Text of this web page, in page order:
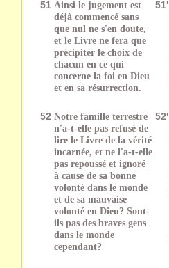
51 Ainsi le jugement est
déjà commencé sans
que nul ne s'en doute,
et le Livre ne fera que
précipiter le choix de
chacun en ce qui
concerne la foi en Dieu
et en sa résurrection.
51'
52 Notre famille terrestre
n'a-t-elle pas refusé de
lire le Livre de la vérité
incarnée, et ne l'a-t-elle
pas repoussé et ignoré
à cause de sa bonne
volonté dans le monde
et de sa mauvaise
volonté en Dieu? Sont-
ils pas des braves gens
dans le monde
cependant?
52'